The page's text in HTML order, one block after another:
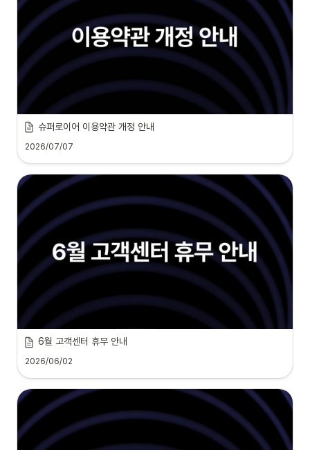
슈퍼로이어 이용약관 개정 안내
2026/07/07
6월 고객센터 휴무 안내
2026/06/02